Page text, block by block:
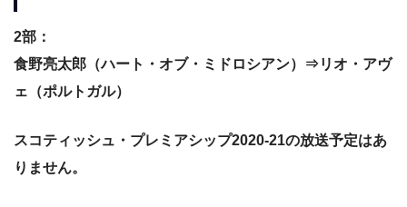
2部：
食野亮太郎（ハート・オブ・ミドロシアン）⇒リオ・アヴ
ェ（ポルトガル）
スコティッシュ・プレミアシップ2020-21の放送予定はあ
りません。